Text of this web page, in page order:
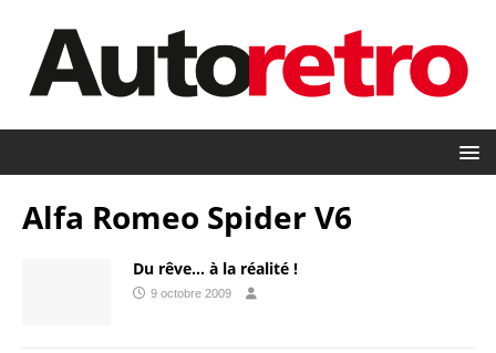
Alfa Romeo Spider V6
Du rêve… à la réalité !
9 octobre 2009